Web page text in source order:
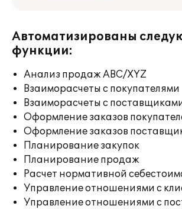
Автоматизированы
функции:
Анализ продаж ABC/XYZ
Взаиморасчеты с покупателями
Взаиморасчеты с
Оформление заказов
Оформление заказов
Планирование закупок
Планирование продаж
Расчет нормативной
Управление отношениями с
Управление отношениями с